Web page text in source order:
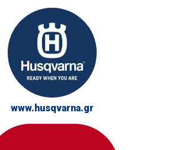
www.husqvarna.gr